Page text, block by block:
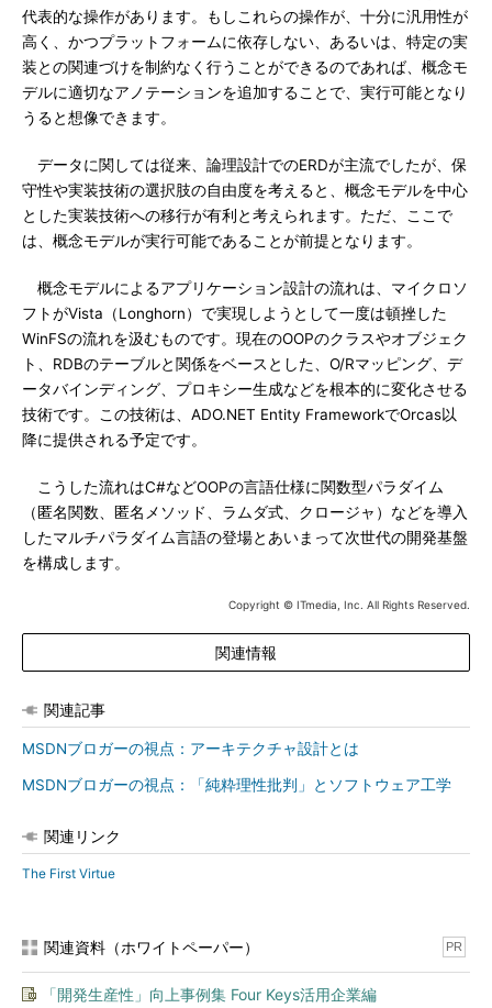
代表的な操作があります。もしこれらの操作が、十分に汎用性が
高く、かつプラットフォームに依存しない、あるいは、特定の実
装との関連づけを制約なく行うことができるのであれば、概念モ
デルに適切なアノテーションを追加することで、実行可能となり
うると想像できます。
データに関しては従来、論理設計でのERDが主流でしたが、保
守性や実装技術の選択肢の自由度を考えると、概念モデルを中心
とした実装技術への移行が有利と考えられます。ただ、ここで
は、概念モデルが実行可能であることが前提となります。
概念モデルによるアプリケーション設計の流れは、マイクロソ
フトがVista（Longhorn）で実現しようとして一度は頓挫した
WinFSの流れを汲むものです。現在のOOPのクラスやオブジェク
ト、RDBのテーブルと関係をベースとした、O/Rマッピング、デ
ータバインディング、プロキシー生成などを根本的に変化させる
技術です。この技術は、ADO.NET Entity FrameworkでOrcas以
降に提供される予定です。
こうした流れはC#などOOPの言語仕様に関数型パラダイム
（匿名関数、匿名メソッド、ラムダ式、クロージャ）などを導入
したマルチパラダイム言語の登場とあいまって次世代の開発基盤
を構成します。
Copyright © ITmedia, Inc. All Rights Reserved.
関連情報
関連記事
MSDNブロガーの視点：アーキテクチャ設計とは
MSDNブロガーの視点：「純粋理性批判」とソフトウェア工学
関連リンク
The First Virtue
関連資料（ホワイトペーパー） PR
「開発生産性」向上事例集 Four Keys活用企業編